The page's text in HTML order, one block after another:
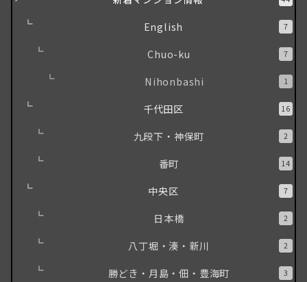
English 7
Chuo-ku 7
Nihonbashi 1
千代田区 16
九段下・神保町 2
番町 14
中央区 7
日本橋 2
八丁堀・湊・新川 2
勝どき・月島・佃・豊海町 3